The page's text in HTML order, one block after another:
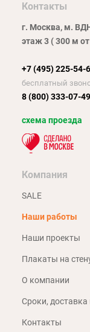
Контакты
г. Москва, м.
этаж 3 ( 300 м
+7 (495) 225-54-
бесплатный
8 (800) 333-07-49
схема проезда
Компания
SALE
Наши работы
Наши проекты
Плакаты на
О компании
Сроки, доставка
Контакты